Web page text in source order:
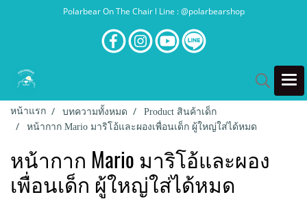
Polarbear On The Chair l Line : @polarbearshop
หน้าแรก บทความทั้งหมด
Product สินค้าเด็ก
หน้ากาก Mario มาริโอ้และผองเพื่อนเด็ก ผู้ใหญ่ใส่ได้หมด
หน้ากาก Mario มาริโอ้และผอง
เพื่อนเด็ก ผู้ใหญ่ใส่ได้หมด